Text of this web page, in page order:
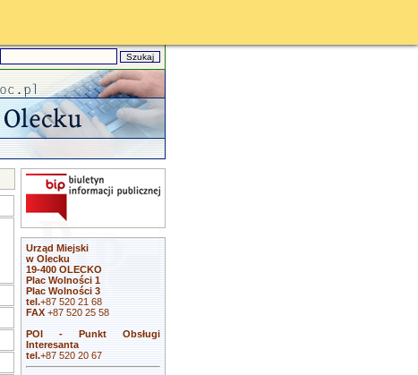
Urząd Miejski
w Olecku
19-400 OLECKO
Plac Wolności 1
Plac Wolności 3
tel.+87 520 21 68
FAX +87 520 25 58
POI - Punkt Obsługi
Interesanta
tel.+87 520 20 67